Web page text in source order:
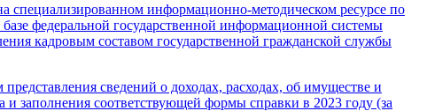
специализированном информационно-методическом ресурсе по
федеральной государственной информационной системы
кадровым составом государственной гражданской службы
сведений о доходах, расходах, об имуществе и
и заполнения соответствующей формы справки в 2023 году (за